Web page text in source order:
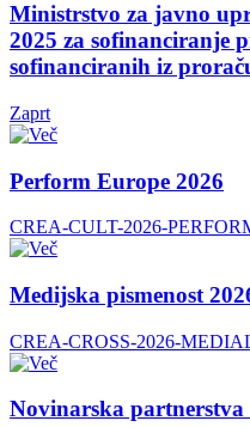
Ministrstvo za javno
2025 za sofinanciranje
sofinanciranih iz
Zaprt
Perform Europe 2026
CREA-CULT-2026-
Medijska pismenost
CREA-CROSS-2026-
Novinarska partnerstva